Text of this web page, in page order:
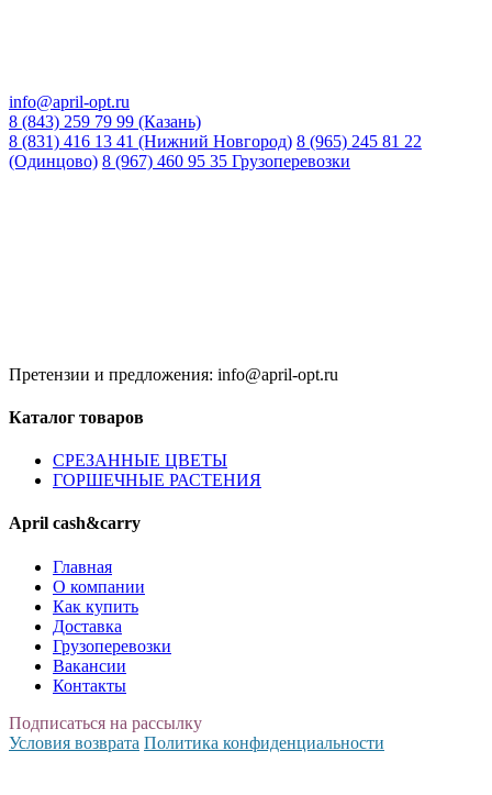
info@april-opt.ru
8 (843) 259 79 99 (Казань)
8 (831) 416 13 41 (Нижний Новгород) 8 (965) 245 81 22
(Одинцово) 8 (967) 460 95 35 Грузоперевозки
Претензии и предложения: info@april-opt.ru
Каталог товаров
CPЕЗАННЫЕ ЦВЕТЫ
ГОРШЕЧНЫЕ РАСТЕНИЯ
April cash&carry
Главная
О компании
Как купить
Доставка
Грузоперевозки
Вакансии
Контакты
Подписаться на рассылку
Условия возврата Политика конфиденциальности